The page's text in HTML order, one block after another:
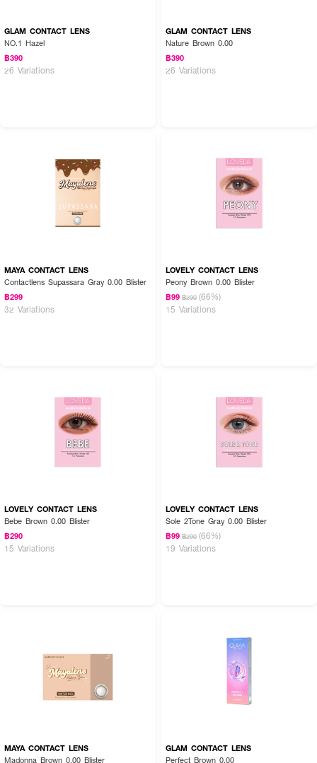
GLAM CONTACT LENS
NO.1 Hazel
฿390
26 Variations
GLAM CONTACT LENS
Nature Brown 0.00
฿390
26 Variations
MAYA CONTACT LENS
Contactlens Supassara Gray 0.00 Blister
฿299
32 Variations
LOVELY CONTACT LENS
Peony Brown 0.00 Blister
฿99 ฿290 (66%)
15 Variations
LOVELY CONTACT LENS
Bebe Brown 0.00 Blister
฿290
15 Variations
LOVELY CONTACT LENS
Sole 2Tone Gray 0.00 Blister
฿99 ฿290 (66%)
19 Variations
MAYA CONTACT LENS
Madonna Brown 0.00 Blister
GLAM CONTACT LENS
Perfect Brown 0.00